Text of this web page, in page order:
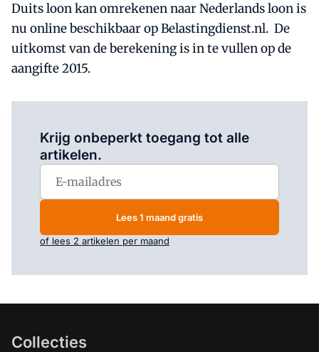
Duits loon kan omrekenen naar Nederlands loon is
nu online beschikbaar op Belastingdienst.nl. De
uitkomst van de berekening is in te vullen op de
aangifte 2015.
Krijg onbeperkt toegang tot alle
artikelen.
Lees 1 maand gratis
of lees 2 artikelen per maand
Collecties